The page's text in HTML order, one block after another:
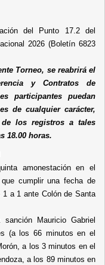
del Punto 17.2 del
2026 (Boletín 6823
Torneo, se reabrirá el
y Contratos de
participantes puedan
de cualquier carácter,
de los registros a tales
18.00 horas.
amonestación en el
cumplir una fecha de
a 1 ante Colón de Santa
Mauricio Gabriel
(a los 66 minutos en el
a los 3 minutos en el
a los 89 minutos en